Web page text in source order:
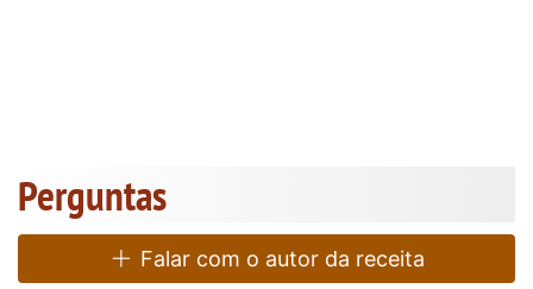
Perguntas
Falar com o autor da receita